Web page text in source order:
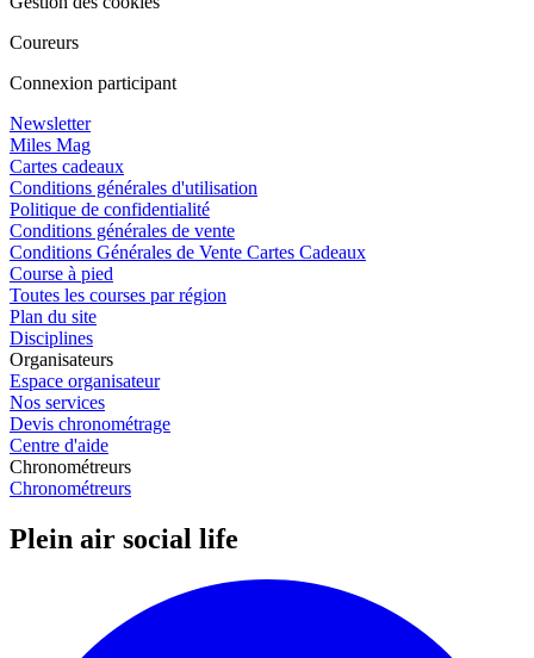
Coureurs
Connexion participant
Newsletter
Miles Mag
Cartes cadeaux
Conditions générales d'utilisation
Politique de confidentialité
Conditions générales de vente
Conditions Générales de Vente Cartes Cadeaux
Course à pied
Toutes les courses par région
Plan du site
Disciplines
Organisateurs
Espace organisateur
Nos services
Devis chronométrage
Centre d'aide
Chronométreurs
Chronométreurs
Plein air social life